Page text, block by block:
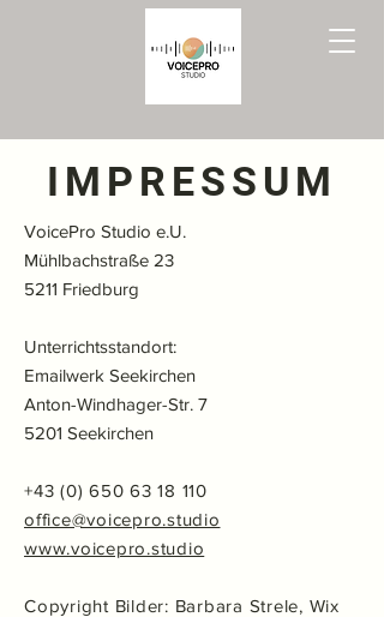
IMPRESSUM
VoicePro Studio e.U.
Mühlbachstraße 23
5211 Friedburg
Unterrichtsstandort:
Emailwerk Seekirchen
Anton-Windhager-Str. 7
5201 Seekirchen
+43 (0) 650 63 18 110
office@voicepro.studio
www.voicepro.studio
Copyright Bilder: Barbara Strele, Wix